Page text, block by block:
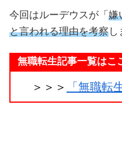
今回はルーデウスが「 嫌
と言われる理由を考察し
無職転生記事一覧はこ
＞＞＞ 「無職転